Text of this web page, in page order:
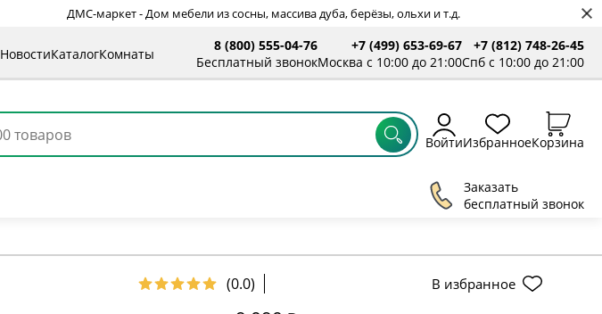
ДМС-маркет - Дом мебели из сосны, массива дуба, берёзы, ольхи и т.д.
НовостиКаталогКомнаты
8 (800) 555-04-76
Бесплатный звонок
+7 (499) 653-69-67
Москва с 10:00 до 21:00
+7 (812) 748-26-45
Спб с 10:00 до 21:00
ВойтиИзбранноеКорзина
Заказать
бесплатный звонок
(0.0) В избранное